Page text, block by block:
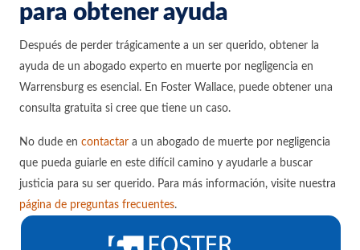
para obtener ayuda
Después de perder trágicamente a un ser querido, obtener la
ayuda de un abogado experto en muerte por negligencia en
Warrensburg es esencial. En Foster Wallace, puede obtener una
consulta gratuita si cree que tiene un caso.
No dude en contactar a un abogado de muerte por negligencia
que pueda guiarle en este difícil camino y ayudarle a buscar
justicia para su ser querido. Para más información, visite nuestra
página de preguntas frecuentes.